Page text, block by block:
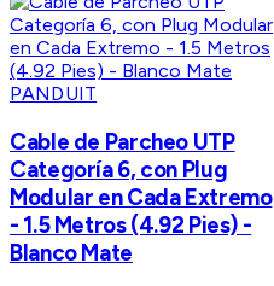
PANDUIT
Cable de Parcheo UTP
Categoría 6, con Plug
Modular en Cada Extremo
- 1.5 Metros (4.92 Pies) -
Blanco Mate